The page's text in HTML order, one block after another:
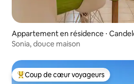
Appartement en résidence ⋅
Sonia, douce maison
Coups de cœur voyageurs les plus
Coup de cœur voyageurs